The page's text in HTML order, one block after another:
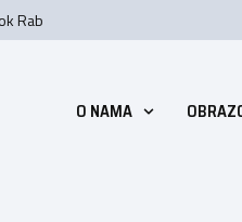
Rab
O NAMA